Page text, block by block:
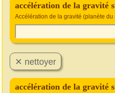
accélération de la gravité
Accélération de la gravité (planète du
accélération de la gravité